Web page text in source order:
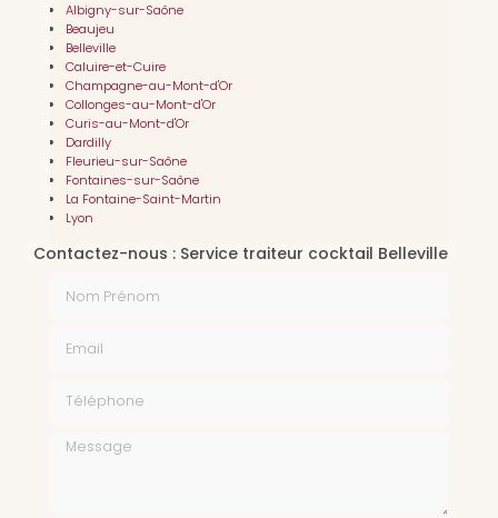
Albigny-sur-Saône
Beaujeu
Belleville
Caluire-et-Cuire
Champagne-au-Mont-d'Or
Collonges-au-Mont-d'Or
Curis-au-Mont-d'Or
Dardilly
Fleurieu-sur-Saône
Fontaines-sur-Saône
La Fontaine-Saint-Martin
Lyon
Contactez-nous : Service traiteur cocktail Belleville
Message